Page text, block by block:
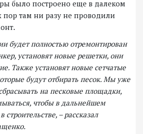
было построено еще в далеком
пор там ни разу не проводили
будет полностью отремонтирован
установят новые решетки, они
Также установят новые сетчатые
будут отбирать песок. Мы уже
на песковые площадки,
чтобы в дальнейшем
строительстве, – рассказал